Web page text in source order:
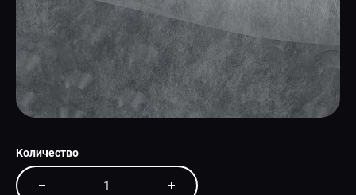
Количество